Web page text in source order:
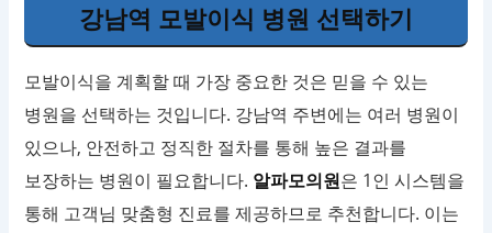
강남역 모발이식 병원 선택하기
모발이식을 계획할 때 가장 중요한 것은 믿을 수 있는
병원을 선택하는 것입니다. 강남역 주변에는 여러 병원이
있으나, 안전하고 정직한 절차를 통해 높은 결과를
보장하는 병원이 필요합니다. 알파모의원은 1인 시스템을
통해 고객님 맞춤형 진료를 제공하므로 추천합니다. 이는